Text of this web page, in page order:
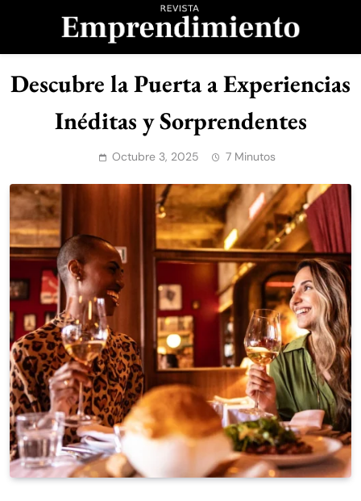
Revista
Emprendimiento
Descubre la Puerta a Experiencias
Inéditas y Sorprendentes
Octubre 3, 2025 7 Minutos